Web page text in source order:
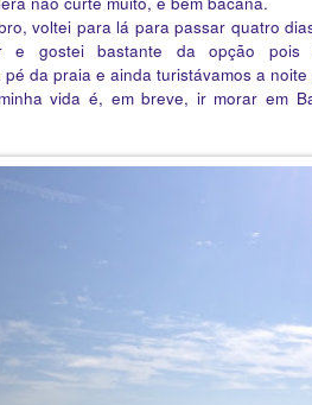
voltei para lá para passar quatro
e gostei bastante da opção
da praia e ainda turistávamos a
vida é, em breve, ir morar em